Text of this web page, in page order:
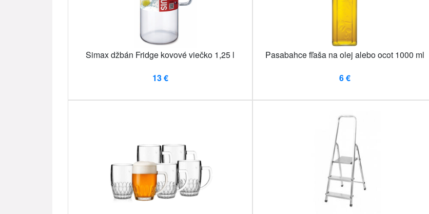
Simax džbán Fridge kovové viečko 1,25 l
13 €
Pasabahce fľaša na olej alebo ocot 1000 ml
6 €